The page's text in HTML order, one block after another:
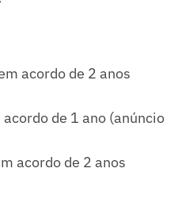
acordo de 2 anos
de 1 ano (anúncio
acordo de 2 anos